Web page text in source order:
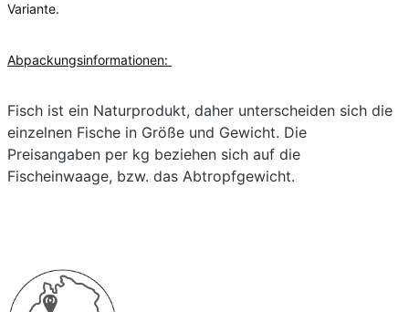
Variante.
Abpackungsinformationen:
Fisch ist ein Naturprodukt, daher unterscheiden sich die
einzelnen Fische in Größe und Gewicht. Die
Preisangaben per kg beziehen sich auf die
Fischeinwaage, bzw. das Abtropfgewicht.